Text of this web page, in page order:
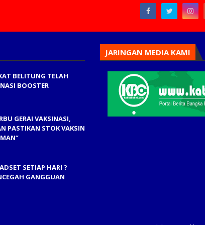
BELITUNG TELAH
BOOSTER
GERAI VAKSINASI,
PASTIKAN STOK VAKSIN
SETIAP HARI ?
GANGGUAN
JARINGAN MEDIA KAMI